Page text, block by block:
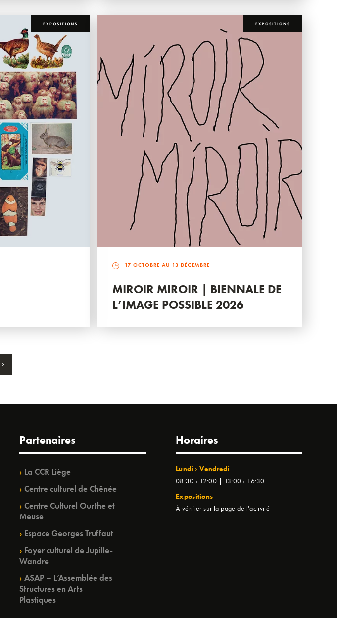
EXPOSITIONS EXPOSITIONS
17 OCTOBRE AU 13 DÉCEMBRE
MIROIR MIROIR | BIENNALE DE
L’IMAGE POSSIBLE 2026
›
Partenaires
La CCR Liège
Centre culturel de Chênée
Centre Culturel Ourthe et
Meuse
Espace Georges Truffaut
Foyer culturel de Jupille-
Wandre
ASAP – L’Assemblée des
Structures en Arts
Plastiques
Horaires
Lundi › Vendredi
08:30 › 12:00 | 13:00 › 16:30
Expositions
À vérifier sur la page de l'activité